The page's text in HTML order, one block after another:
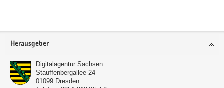
Footer-
Herausgeber
Digitalagentur Sachsen
Stauffenbergallee 24
01099 Dresden